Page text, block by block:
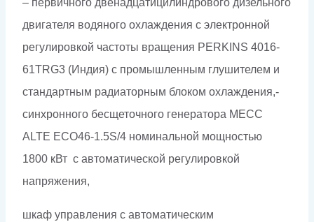
– первичного двенадцатицилиндрового дизельного
двигателя водяного охлаждения с электронной
регулировкой частоты вращения PERKINS 4016-
61TRG3 (Индия) с промышленным глушителем и
стандартным радиаторным блоком охлаждения,-
синхронного бесщеточного генератора MECC
ALTE ECO46-1.5S/4 номинальной мощностью
1800 кВт c автоматической регулировкой
напряжения,
шкаф управления с автоматическим